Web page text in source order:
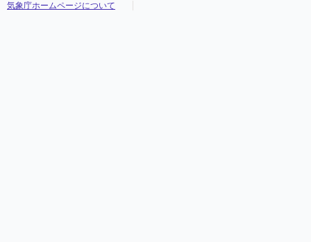
気象庁ホームページについて